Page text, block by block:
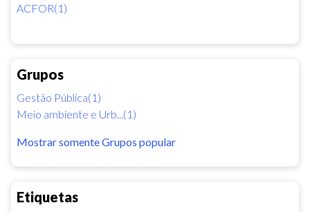
ACFOR(1)
Grupos
Gestão Pública(1)
Meio ambiente e Urb...(1)
Mostrar somente Grupos popular
Etiquetas